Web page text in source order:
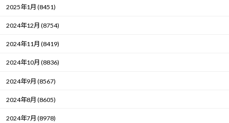
2025年1月 (8451)
2024年12月 (8754)
2024年11月 (8419)
2024年10月 (8836)
2024年9月 (8567)
2024年8月 (8605)
2024年7月 (8978)